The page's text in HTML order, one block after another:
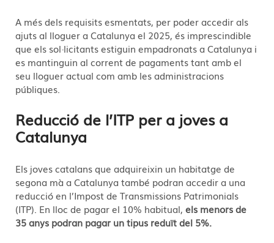
A més dels requisits esmentats, per poder accedir als
ajuts al lloguer a Catalunya el 2025, és imprescindible
que els sol·licitants estiguin empadronats a Catalunya i
es mantinguin al corrent de pagaments tant amb el
seu lloguer actual com amb les administracions
públiques.
Reducció de l’ITP per a joves a
Catalunya
Els joves catalans que adquireixin un habitatge de
segona mà a Catalunya també podran accedir a una
reducció en l’Impost de Transmissions Patrimonials
(ITP). En lloc de pagar el 10% habitual, els menors de
35 anys podran pagar un tipus reduït del 5%.